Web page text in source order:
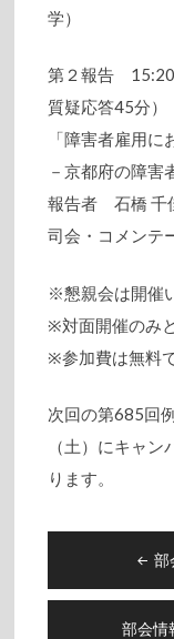
学）
第２報告
質疑応答45分）
「障害者雇用に
－京都府の障害
報告者 石橋 千
司会・コメンテ
※懇親会は開催
※対面開催のみ
※参加費は無料
次回の第685回
（土）にキャ
ります。
navigation
部
部会